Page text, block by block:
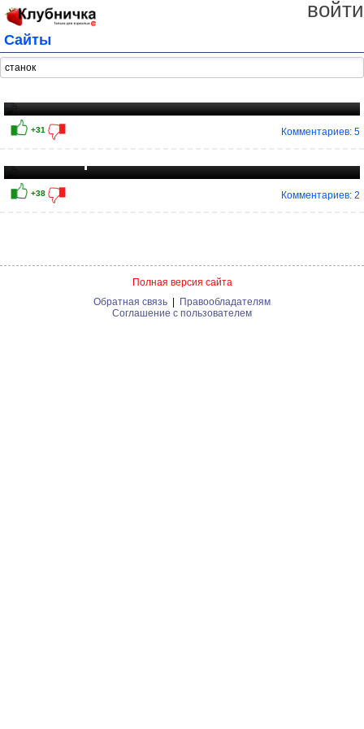
войти
Сайты
Комментариев: 5
Всем охотникам за задницами
Комментариев: 2
Полная версия сайта
Обратная связь | Правообладателям
Соглашение с пользователем